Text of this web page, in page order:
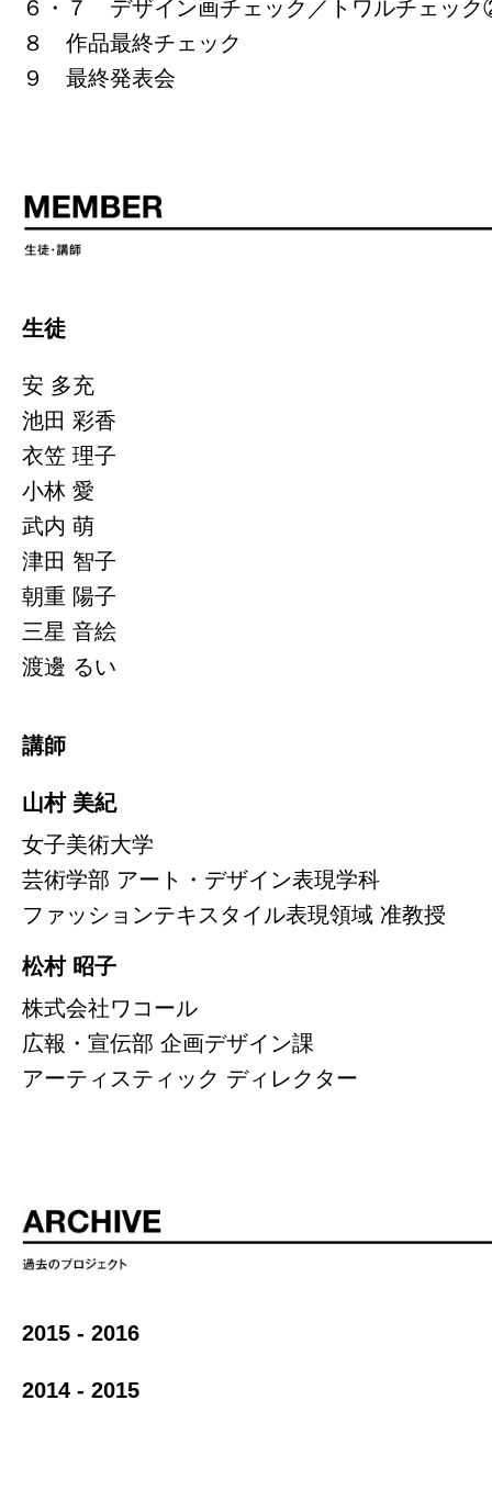
６・７ デザイン画チェック／トワルチェッ
８ 作品最終チェック
９ 最終発表会
生徒
安 多充
池田 彩香
衣笠 理子
小林 愛
武内 萌
津田 智子
朝重 陽子
三星 音絵
渡邊 るい
講師
山村 美紀
女子美術大学
芸術学部 アート・デザイン表現学科
ファッションテキスタイル表現領域 准教授
松村 昭子
株式会社ワコール
広報・宣伝部 企画デザイン課
アーティスティック ディレクター
2015 - 2016
2014 - 2015